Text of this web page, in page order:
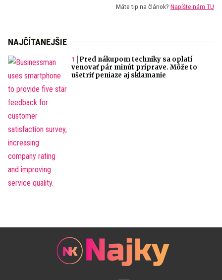
Máte tip na článok? Napíšte nám TU
NAJČÍTANEJŠIE
Pred nákupom techniky sa oplatí
venovať pár minút príprave. Môže to
ušetriť peniaze aj sklamanie